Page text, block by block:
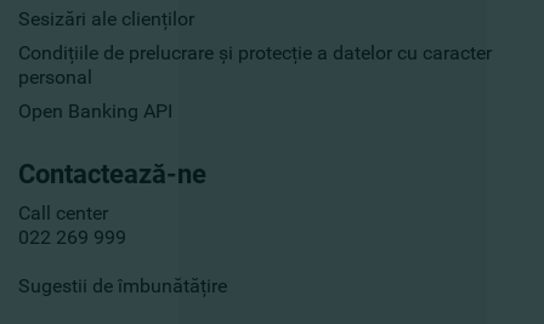
Sesizări ale clienților
Condițiile de prelucrare și protecție a datelor cu caracter
personal
Open Banking API
Contactează-ne
Call center
022 269 999
Sugestii de îmbunătățire